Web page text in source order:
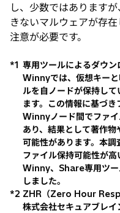
し、少数ではあります
きないマルウェアが存
注意が必要です。
*1 専用ツールによるダウン
Winnyでは、仮想キー
ルを自ノードが保持し
ます。この情報に基づき
Winnyノード間でファ
あり、結果として著作
可能性があります。本
ファイル保持可能性が高
Winny、Share専用ツー
しました。
*2 ZHR（Zero Hour
株式会社セキュアブレイ